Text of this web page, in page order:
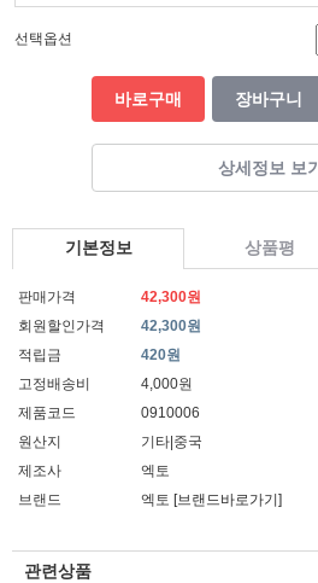
선택옵션
바로구매 장바구니
상세정보 보기
기본정보 상품평
판매가격
42,300원
회원할인가격
42,300원
적립금
420원
고정배송비
4,000원
제품코드
0910006
원산지
기타|중국
제조사
엑토
브랜드
엑토 [브랜드바로가기]
관련상품